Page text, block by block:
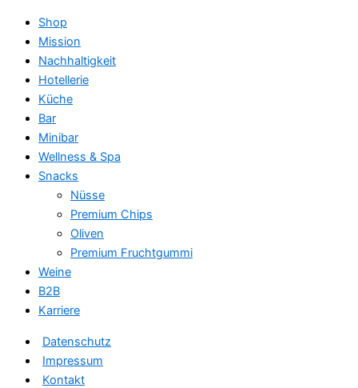
Shop
Mission
Nachhaltigkeit
Hotellerie
Küche
Bar
Minibar
Wellness & Spa
Snacks
Nüsse
Premium Chips
Oliven
Premium Fruchtgummi
Weine
B2B
Karriere
Datenschutz
Impressum
Kontakt